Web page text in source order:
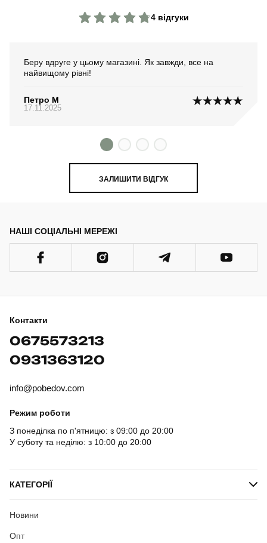
4 відгуки
Беру вдруге у цьому магазині. Як завжди, все на
найвищому рівні!
Петро М
17.11.2025
ЗАЛИШИТИ ВІДГУК
НАШІ СОЦІАЛЬНІ МЕРЕЖІ
Контакти
0675573213
0931363120
info@pobedov.com
Режим роботи
З понеділка по п'ятницю: з 09:00 до 20:00
У суботу та неділю: з 10:00 до 20:00
КАТЕГОРІЇ
Новини
Опт